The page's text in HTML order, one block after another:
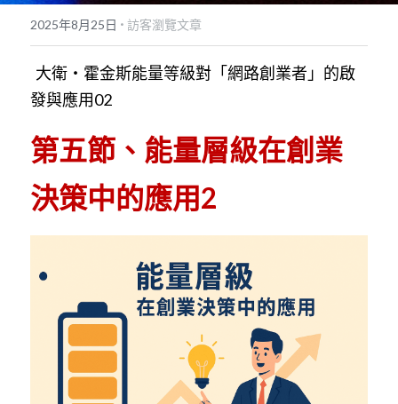
POWERED BY
2025年8月25日 · 訪客瀏覽文章
發與應用02
第五節、能量層級在創業
決策中的應用2